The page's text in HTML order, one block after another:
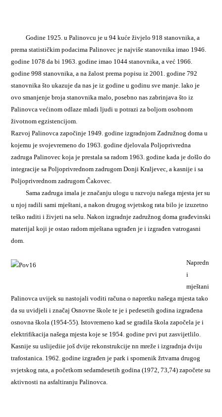
Godine 1925. u Palinovcu je u 94 kuće živjelo 918 stanovnika, a
prema statističkim podacima Palinovec je najviše stanovnika imao 1946.
godine 1078 da bi 1963. godine imao 1044 stanovnika, a već 1966.
godine 998 stanovnika, a na žalost prema popisu iz 2001. godine 792
stanovnika što ukazuje da nas je iz godine u godinu sve manje. lako je
ovo smanjenje broja stanovnika malo, posebno nas zabrinjava što iz
Palinovca većinom odlaze mladi ljudi u potrazi za boljom osobnom
životnom egzistencijom.
Razvoj Palinovca započinje 1949. godine izgradnjom Zadružnog doma u
kojemu je svojevremeno do 1963. godine djelovala Poljoprivredna
zadruga Palinovec koja je prestala sa radom 1963. godine kada je došlo do
integracije sa Poljoprivrednom zadrugom Donji Kraljevec, a kasnije i sa
Poljoprivrednom zadrugom Čakovec.
Sama zadruga imala je značanju ulogu u razvoju našega mjesta jer su
u njoj radili sami mještani, a nakon drugog svjetskog rata bilo je izuzetno
teško raditi i živjeti na selu. Nakon izgradnje zadružnog doma građevinski
materijal koji je ostao radom mještana ugrađen je i izgrađen vatrogasni
dom.
Napredn
i
mještani
Palinovca uvijek su nastojali voditi računa o napretku našega mjesta tako
da su uvidjeli i značaj Osnovne škole te je i pedesetih godina izgrađena
osnovna škola (1954-55). Istovremeno kad se gradila škola započela je i
elektrifikacija našega mjesta koje se 1954. godine prvi put zasvijetlilo.
Kasnije su uslijediie još dvije rekonstrukcije nn mreže i izgradnja dviju
trafostanica. 1962. godine izgrađen je park i spomenik žrtvama drugog
svjetskog rata, a početkom sedamdesetih godina (1972, 73,74) započete su
aktivnosti na asfaltiranju Palinovca.